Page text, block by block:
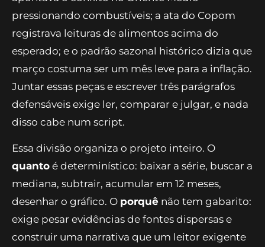
quatro lugares. A abertura por grupos do IBGE
mostrava alimentação acelerando; o noticiário
apontava o conflito no Oriente Médio
pressionando combustíveis; a ata do Copom
registrava leituras de alimentos acima do
esperado; e o padrão sazonal histórico dizia que
março costuma ser um mês leve para a inflação.
Juntar essas peças e escrever três parágrafos
defensáveis exige ler, comparar e julgar, e nada
disso cabe num script.
Essa divisão organiza o projeto inteiro. O
é determinístico: baixar a série, buscar a
mediana, subtrair, acumular em 12 meses,